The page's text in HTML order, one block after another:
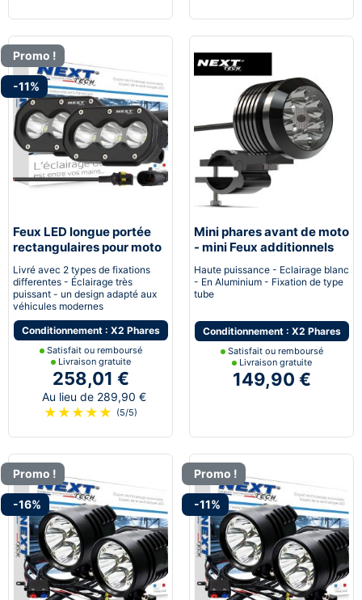
Promo !
-11%
Feux LED longue portée
rectangulaires pour moto
avec supports
Livré avec 2 types de fixations
differentes - Éclairage très
puissant - un design adapté aux
véhicules modernes
Conditionnement : X2 Phares
Satisfait ou remboursé
Livraison gratuite
258,01 €
Au lieu de 289,90 €
★ ★ ★ ★ ★ (5/5)
Mini phares avant de moto
- mini Feux additionnels
Antibrouillard
Haute puissance - Eclairage blanc
- En Aluminium - Fixation de type
tube
Conditionnement : X2 Phares
Satisfait ou remboursé
Livraison gratuite
149,90 €
Promo !
-16%
Promo !
-11%